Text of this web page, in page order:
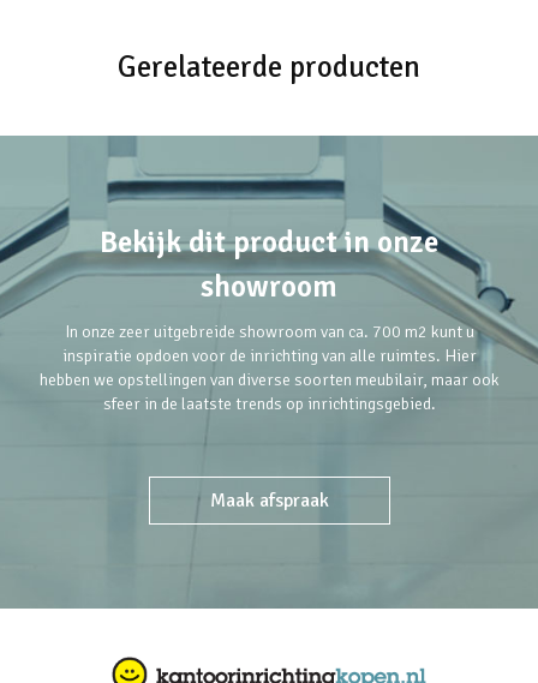
Gerelateerde producten
Bekijk dit product in onze
showroom
In onze zeer uitgebreide showroom van ca. 700 m2 kunt u
inspiratie opdoen voor de inrichting van alle ruimtes. Hier
hebben we opstellingen van diverse soorten meubilair, maar ook
sfeer in de laatste trends op inrichtingsgebied.
Maak afspraak